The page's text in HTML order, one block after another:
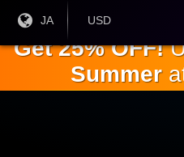
へ
ス
キ
現在
語：
JA
現在の
USD
Get 25% OFF!
Summer